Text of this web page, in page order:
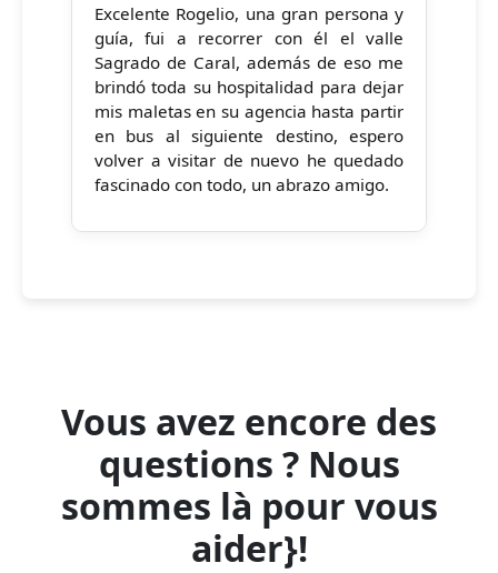
Excelente Rogelio, una gran persona y
guía, fui a recorrer con él el valle
Sagrado de Caral, además de eso me
brindó toda su hospitalidad para dejar
mis maletas en su agencia hasta partir
en bus al siguiente destino, espero
volver a visitar de nuevo he quedado
fascinado con todo, un abrazo amigo.
Vous avez encore des
questions ? Nous
sommes là pour vous
aider}!